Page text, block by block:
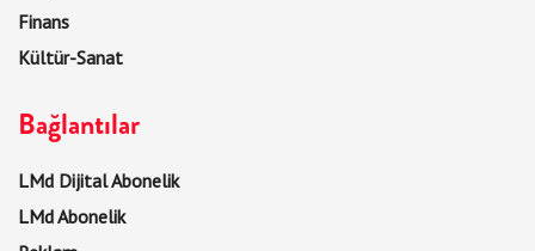
Finans
Kültür-Sanat
Bağlantılar
LMd Dijital Abonelik
LMd Abonelik